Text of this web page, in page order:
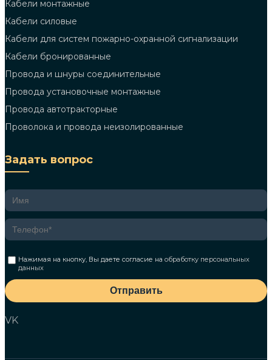
Кабели монтажные
Кабели силовые
Кабели для систем пожарно-охранной сигнализации
Кабели бронированные
Провода и шнуры соединительные
Провода установочные монтажные
Провода автотракторные
Проволока и провода неизолированные
Задать вопрос
Нажимая на кнопку, Вы даете согласие наобработку персональных
данных
Отправить
VK